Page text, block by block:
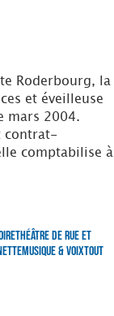
Roderbourg, la
et éveilleuse
mars 2004.
contrat-
comptabilise à
Théâtre de Rue et
Musique & VoixTout